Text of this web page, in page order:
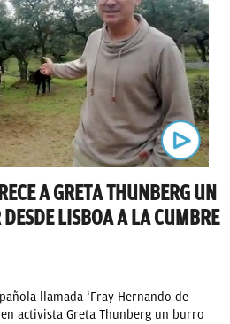
A GRETA THUNBERG UN
LISBOA A LA CUMBRE
llamada ‘Fray Hernando de
activista Greta Thunberg un burro